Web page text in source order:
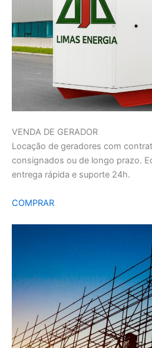
VENDA DE GERADOR
Locação de geradores com
consignados ou de longo prazo.
entrega rápida e suporte 24h.
COMPRAR